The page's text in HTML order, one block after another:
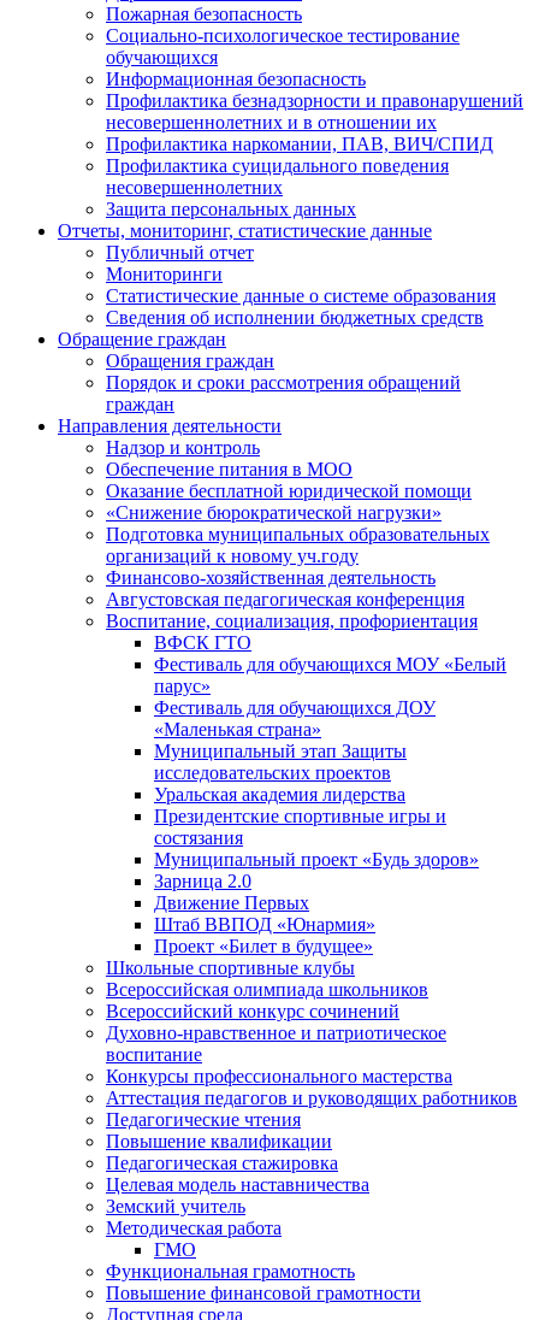
Пожарная безопасность
Социально-психологическое тестирование
обучающихся
Информационная безопасность
Профилактика безнадзорности и правонарушений
несовершеннолетних и в отношении их
Профилактика наркомании, ПАВ, ВИЧ/СПИД
Профилактика суицидального поведения
несовершеннолетних
Защита персональных данных
Отчеты, мониторинг, статистические данные
Публичный отчет
Мониторинги
Статистические данные о системе образования
Сведения об исполнении бюджетных средств
Обращение граждан
Обращения граждан
Порядок и сроки рассмотрения обращений
граждан
Направления деятельности
Надзор и контроль
Обеспечение питания в МОО
Оказание бесплатной юридической помощи
«Снижение бюрократической нагрузки»
Подготовка муниципальных образовательных
организаций к новому уч.году
Финансово-хозяйственная деятельность
Августовская педагогическая конференция
Воспитание, социализация, профориентация
ВФСК ГТО
Фестиваль для обучающихся МОУ «Белый
парус»
Фестиваль для обучающихся ДОУ
«Маленькая страна»
Муниципальный этап Защиты
исследовательских проектов
Уральская академия лидерства
Президентские спортивные игры и
состязания
Муниципальный проект «Будь здоров»
Зарница 2.0
Движение Первых
Штаб ВВПОД «Юнармия»
Проект «Билет в будущее»
Школьные спортивные клубы
Всероссийская олимпиада школьников
Всероссийский конкурс сочинений
Духовно-нравственное и патриотическое
воспитание
Конкурсы профессионального мастерства
Аттестация педагогов и руководящих работников
Педагогические чтения
Повышение квалификации
Педагогическая стажировка
Целевая модель наставничества
Земский учитель
Методическая работа
ГМО
Функциональная грамотность
Повышение финансовой грамотности
Доступная среда